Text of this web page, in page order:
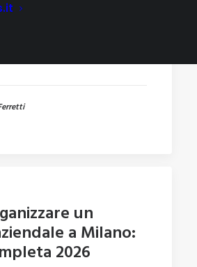
per eventi
Milano: guida
un
a Milano:
2026